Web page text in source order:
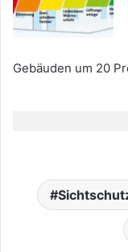
Gebäuden um 20